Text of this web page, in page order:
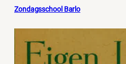
Zondagsschool Barlo